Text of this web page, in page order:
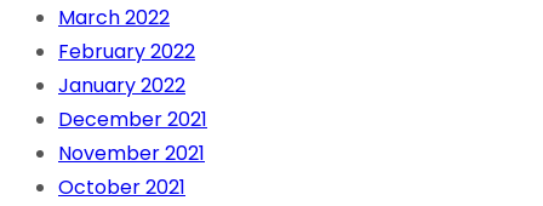
March 2022
February 2022
January 2022
December 2021
November 2021
October 2021